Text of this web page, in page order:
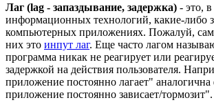
Лаг (lag - запаздывание, задержка) - это,
информационных технологий, какие-либо
компьютерных приложениях. Пожалуй,
них это инпут лаг. Еще часто лагом
программа никак не реагирует или
задержкой на действия пользователя.
приложение постоянно лагает" аналогична
приложение постоянно зависает/тормозит".